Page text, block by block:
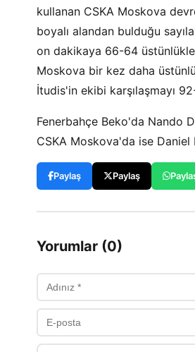
kullanan CSKA Moskova
boyalı alandan bulduğu
on dakikaya 66-64
Moskova bir kez daha
İtudis'in ekibi karşılaşmayı
Fenerbahçe Beko'da Nando
CSKA Moskova'da ise
Paylaş Paylaş
Yorumlar (0)